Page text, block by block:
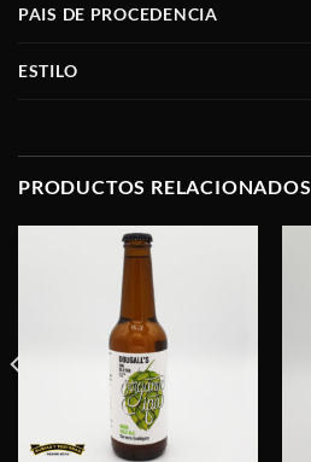
PAIS DE PROCEDENCIA
ESTILO
PRODUCTOS RELACIONADOS